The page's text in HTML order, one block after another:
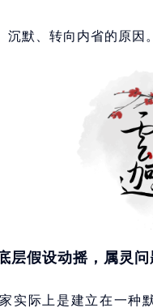
默、转向内省的原因。
层假设动摇，属灵
实际上是建立在一种